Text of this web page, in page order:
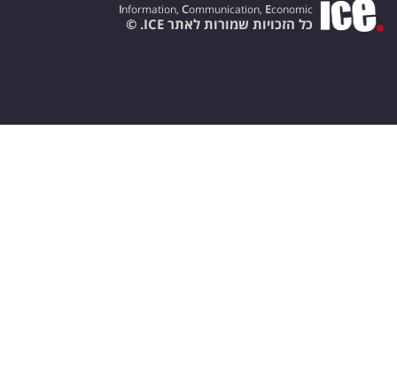
Information, Communication, Economic
כל הזכויות שמורות לאתר ICE. ©